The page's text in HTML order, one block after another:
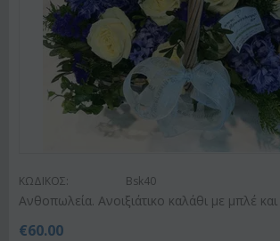
ΚΩΔΙΚΟΣ: Bsk40
Ανθοπωλεία. Ανοιξιάτικο καλάθι με μπλέ
€60.00